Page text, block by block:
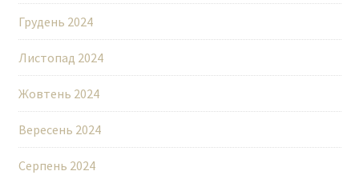
Грудень 2024
Листопад 2024
Жовтень 2024
Вересень 2024
Серпень 2024